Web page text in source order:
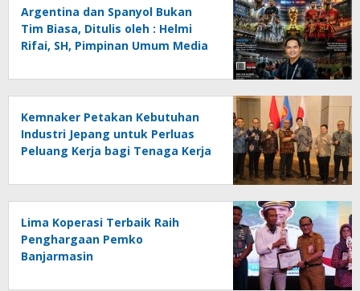
Argentina dan Spanyol Bukan
Tim Biasa, Ditulis oleh : Helmi
Rifai, SH, Pimpinan Umum Media
Kemnaker Petakan Kebutuhan
Industri Jepang untuk Perluas
Peluang Kerja bagi Tenaga Kerja
Lima Koperasi Terbaik Raih
Penghargaan Pemko
Banjarmasin